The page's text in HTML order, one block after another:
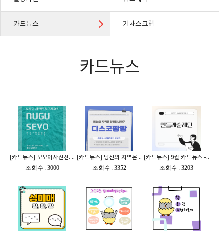
카드뉴스 기사스크랩
카드뉴스
[카드뉴스] 모모이사진전. ..
조회수 : 3000]
[카드뉴스] 당신의 지역은 ..
조회수 : 3352]
[카드뉴스] 9월 카드뉴스 -..
조회수 : 3203